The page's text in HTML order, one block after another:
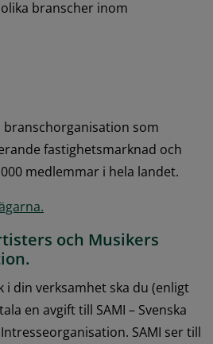
branscher inom
branschorganisation som
fastighetsmarknad och
medlemmar i hela landet.
och Musikers
i din verksamhet ska du (enligt
en avgift till SAMI – Svenska
SAMI ser till